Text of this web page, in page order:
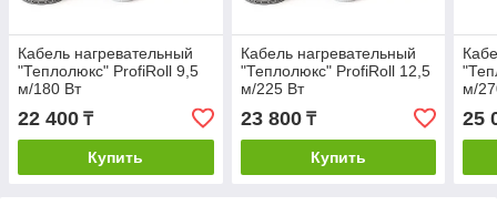
Кабель нагревательный
"Теплолюкс" ProfiRoll 9,5
м/180 Вт
22 400 ₸
Купить
Кабель нагревательный
"Теплолюкс" ProfiRoll 12,5
м/225 Вт
23 800₸
Купить
м/
25